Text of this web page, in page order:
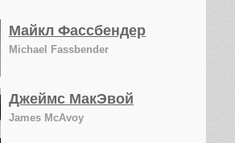
Майкл Фассбендер
Michael Fassbender
Джеймс МакЭвой
James McAvoy